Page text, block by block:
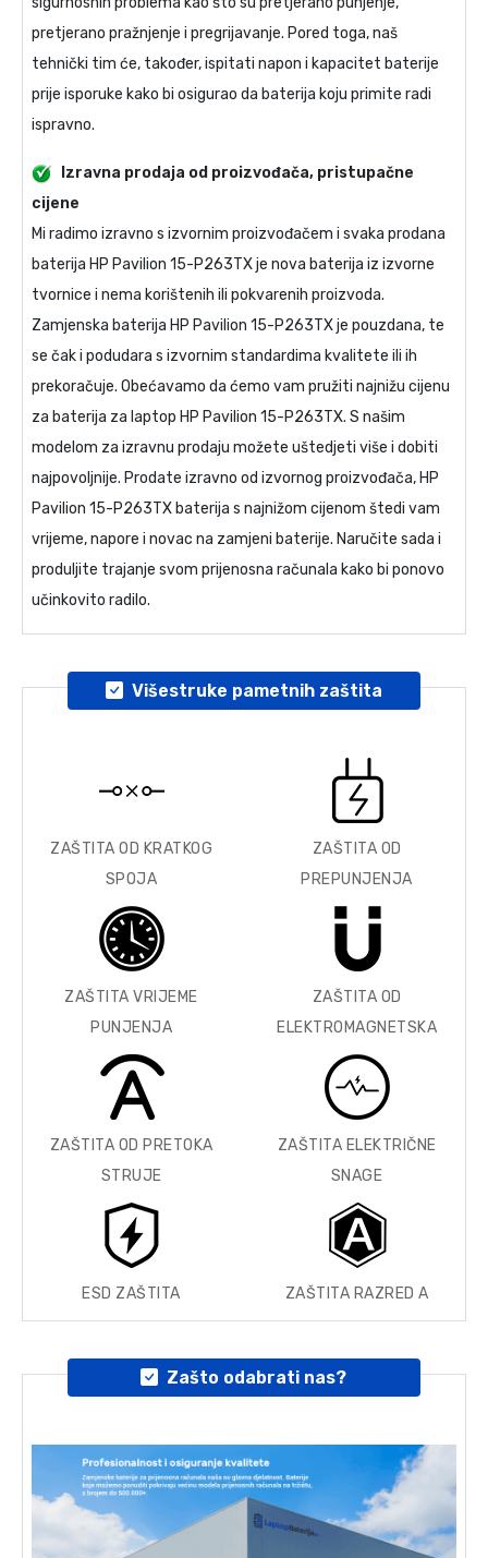
pretjerano pražnjenje i pregrijavanje. Pored toga, naš
tehnički tim će, također, ispitati napon i kapacitet baterije
prije isporuke kako bi osigurao da baterija koju primite radi
ispravno.
Izravna prodaja od proizvođača, pristupačne
cijene
Mi radimo izravno s izvornim proizvođačem i svaka prodana
baterija HP Pavilion 15-P263TXje nova baterija iz izvorne
tvornice i nema korištenih ili pokvarenih proizvoda.
Zamjenska baterija HP Pavilion 15-P263TXje pouzdana, te
se čak i podudara s izvornim standardima kvalitete ili ih
prekoračuje. Obećavamo da ćemo vam pružiti najnižu cijenu
za baterija za laptop HP Pavilion 15-P263TX. S našim
modelom za izravnu prodaju možete uštedjeti više i dobiti
najpovoljnije. Prodate izravno od izvornog proizvođača, HP
Pavilion 15-P263TX baterija s najnižom cijenom štedi vam
vrijeme, napore i novac na zamjeni baterije. Naručite sada i
produljite trajanje svom prijenosna računala kako bi ponovo
učinkovito radilo.
Višestruke pametnih zaštita
ZAŠTITA OD KRATKOG
SPOJA
ZAŠTITA OD
PREPUNJENJA
ZAŠTITA VRIJEME
PUNJENJA
ZAŠTITA OD
ELEKTROMAGNETSKA
ZAŠTITA OD PRETOKA
STRUJE
ZAŠTITA ELEKTRIČNE
SNAGE
ESD ZAŠTITA ZAŠTITA RAZRED A
Zašto odabrati nas?